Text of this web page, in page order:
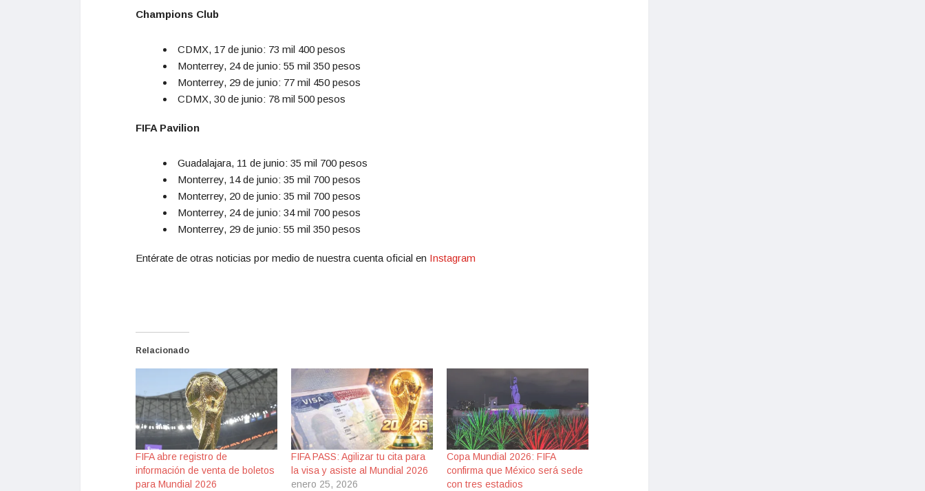
Champions Club
CDMX, 17 de junio: 73 mil 400 pesos
Monterrey, 24 de junio: 55 mil 350 pesos
Monterrey, 29 de junio: 77 mil 450 pesos
CDMX, 30 de junio: 78 mil 500 pesos
FIFA Pavilion
Guadalajara, 11 de junio: 35 mil 700 pesos
Monterrey, 14 de junio: 35 mil 700 pesos
Monterrey, 20 de junio: 35 mil 700 pesos
Monterrey, 24 de junio: 34 mil 700 pesos
Monterrey, 29 de junio: 55 mil 350 pesos
Entérate de otras noticias por medio de nuestra cuenta oficial en Instagram
Relacionado
FIFA abre registro de
información de venta de boletos
para Mundial 2026
FIFA PASS: Agilizar tu cita para
la visa y asiste al Mundial 2026
enero 25, 2026
Copa Mundial 2026: FIFA
confirma que México será sede
con tres estadios